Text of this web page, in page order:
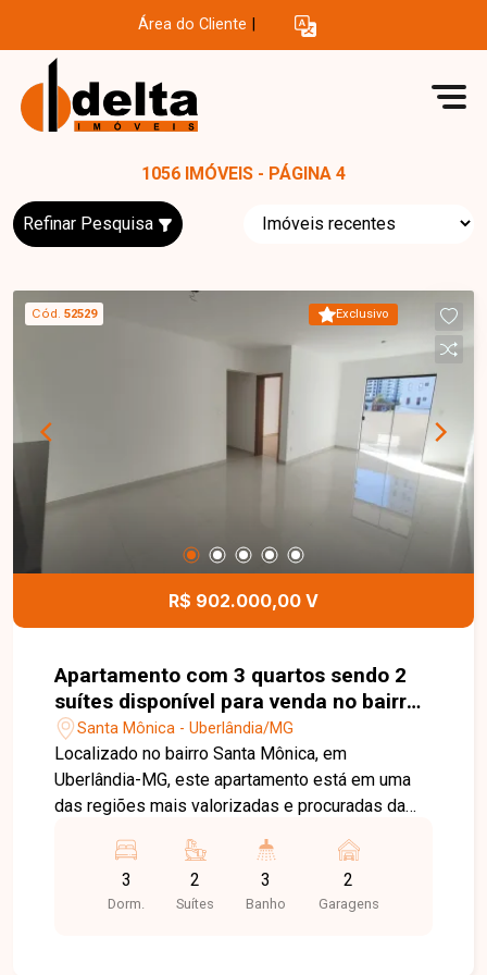
Área do Cliente
1056 IMÓVEIS - PÁGINA 4
Refinar Pesquisa
Exclusivo
Cód. 52529
R$ 902.000,00 V
Apartamento com 3 quartos sendo 2
suítes disponível para venda no bairro
Santa Mônica em Uberlândia-MG
Santa Mônica - Uberlândia/MG
Localizado no bairro Santa Mônica, em
Uberlândia-MG, este apartamento está em uma
das regiões mais valorizadas e procuradas da
avenidas, além de estar próximo à Universidade
Federal de Uberlândia, supermercados, escolas,
farmácias, restaurantes e diversos serviços. O
3
Dorm.
2
Suítes
3
Banho
2
Garagens